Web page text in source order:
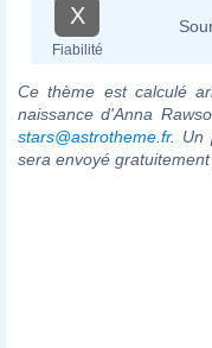
X
Fiabilité
Ce thème est calculé
naissance d'Anna
stars@astrotheme.fr. Un
sera envoyé